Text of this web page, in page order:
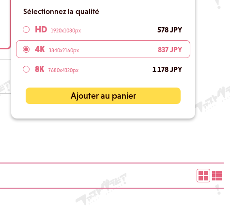
Sélectionnez la qualité
HD 1920x1080px 578 JPY
4K 3840x2160px 837 JPY
8K 7680x4320px 1 178 JPY
Ajouter au panier